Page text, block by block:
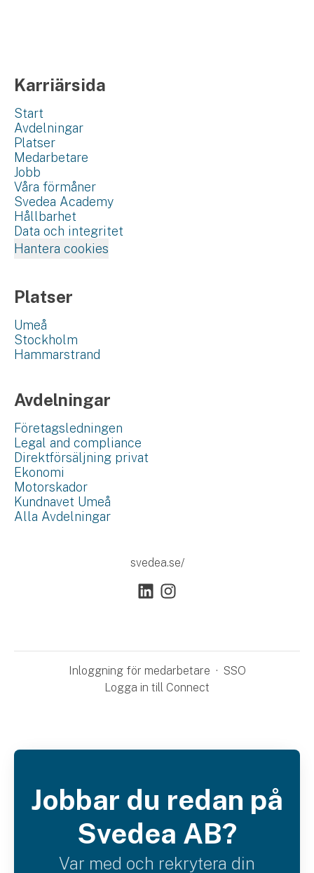
Karriärsida
Start
Avdelningar
Platser
Medarbetare
Jobb
Våra förmåner
Svedea Academy
Hållbarhet
Data och integritet
Hantera cookies
Platser
Umeå
Stockholm
Hammarstrand
Avdelningar
Företagsledningen
Legal and compliance
Direktförsäljning privat
Ekonomi
Motorskador
Kundnavet Umeå
Alla Avdelningar
svedea.se/
Inloggning för medarbetare · SSO
Logga in till Connect
Jobbar du redan på
Svedea AB?
Var med och rekrytera din